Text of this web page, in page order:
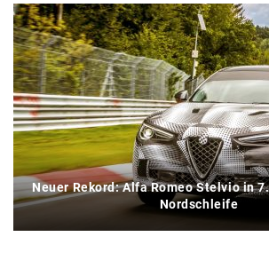
Neuer Rekord: Alfa Romeo Stelvio in
Nordschleife